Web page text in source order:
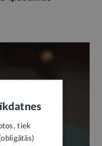
tiek